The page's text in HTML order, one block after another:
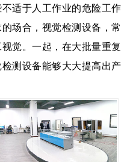
适于人工作业的危险工作
场合，视觉检测设备，常
觉。一起，在大批量重复
测设备能够大大提高出产